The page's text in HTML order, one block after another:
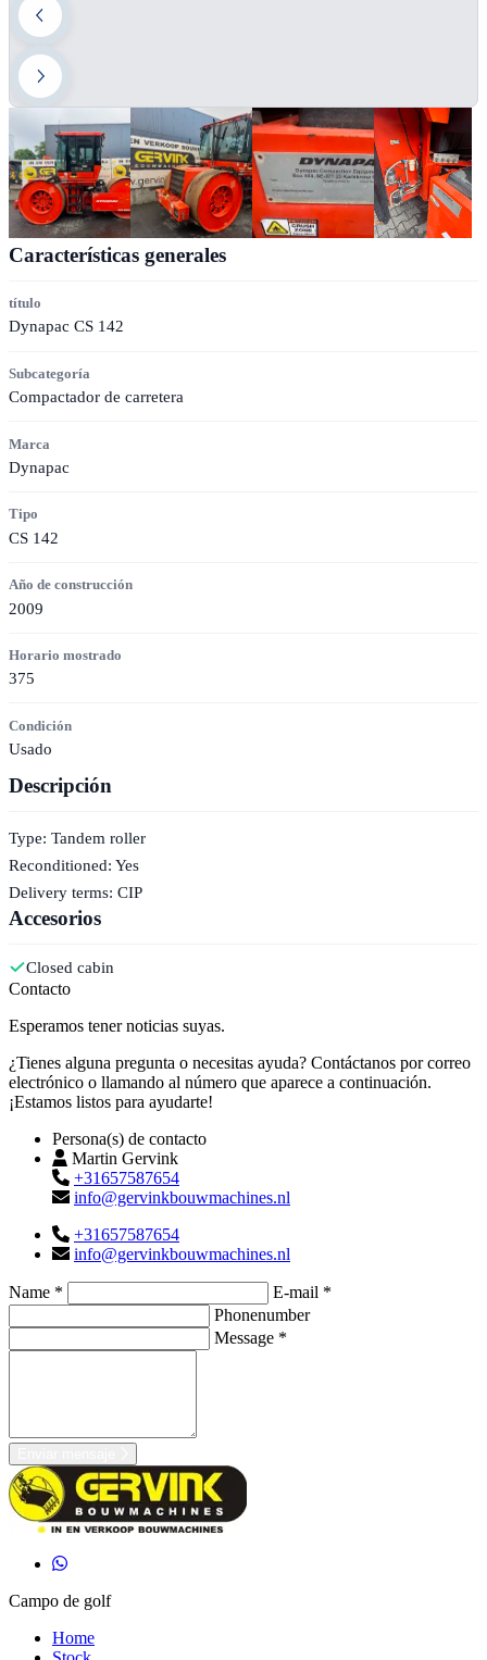
Características generales
título
Dynapac CS 142
Subcategoría
Compactador de carretera
Marca
Dynapac
Tipo
CS 142
Año de construcción
2009
Horario mostrado
375
Condición
Usado
Descripción
Type: Tandem roller
Reconditioned: Yes
Delivery terms: CIP
Accesorios
Closed cabin
Contacto
Esperamos tener noticias suyas.
¿Tienes alguna pregunta o necesitas ayuda? Contáctanos por correo
electrónico o llamando al número que aparece a continuación.
¡Estamos listos para ayudarte!
Persona(s) de contacto
Martin Gervink
+31657587654
info@gervinkbouwmachines.nl
+31657587654
info@gervinkbouwmachines.nl
Name *
E-mail *
Phonenumber
Message *
Campo de golf
Home